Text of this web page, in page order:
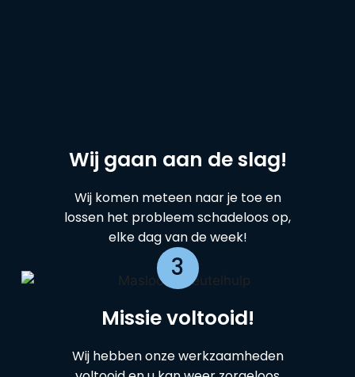
Wij gaan aan de slag!
Wij komen meteen naar je toe en
lossen het probleem schadeloos op,
elke dag van de week!
3
Missie voltooid!
Wij hebben onze werkzaamheden